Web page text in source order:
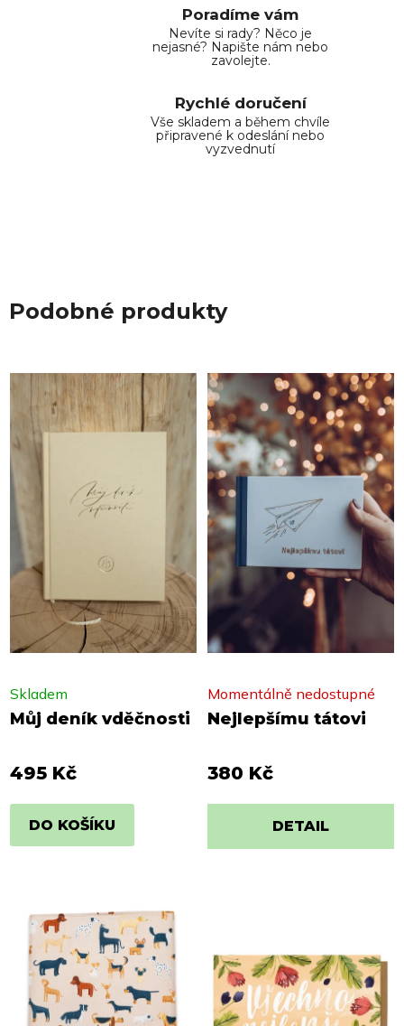
Poradíme vám
Nevíte si rady? Něco je
nejasné? Napište nám nebo
zavolejte.
Rychlé doručení
Vše skladem a během chvíle
připravené k odeslání nebo
vyzvednutí
Podobné produkty
Můj deník vděčnosti
Skladem
495 Kč
DO KOŠÍKU
Nejlepšímu tátovi
Momentálně nedostupné
380 Kč
DETAIL